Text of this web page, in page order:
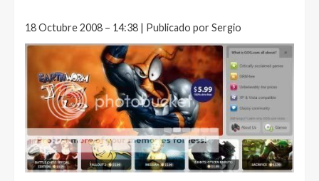
18 Octubre 2008 – 14:38 | Publicado por Sergio